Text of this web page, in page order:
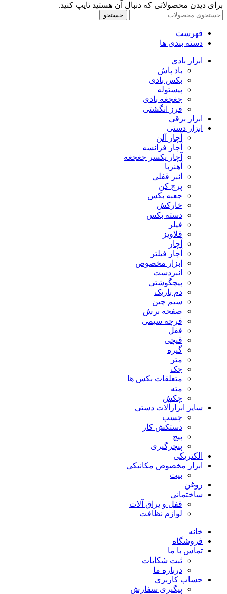
برای دیدن محصولاتی که دنبال آن هستید تایپ کنید.
جستجو
فهرست
دسته بندی ها
ابزار بادی
باد پاش
بکس بادی
پیستوله
جغجغه بادی
فرز انگشتی
ابزار برقی
ابزار دستی
آچار آلن
آچار فرانسه
آچار یکسر جغجغه
آهنربا
انبر قفلی
پرچ کن
جعبه بکس
خارکش
دسته بکس
فیلر
قلاویز
آچار
آچار فیلتر
ابزار مخصوص
انبردست
پیچگوشتی
دم باریک
سیم چین
صفحه برش
فرچه سیمی
ففل
قیچی
گیره
متر
جک
متعلقات بکس ها
مته
چکش
سایز ابزارآلات دستی
چسب
دستکش کار
پیچ
پنچرگیری
الکتریکی
ابزار مخصوص مکانیکی
بیت
روغن
ساختمانی
قفل و یراق آلات
لوازم نظافت
خانه
فروشگاه
تماس با ما
ثبت شکایات
درباره ما
حساب کاربری
پیگیری سفارش